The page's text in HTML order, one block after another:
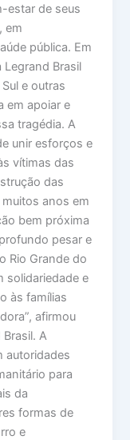
estar de seus
em
pública. Em
Legrand Brasil
e outras
em apoiar e
tragédia. A
unir esforços e
vítimas das
das
anos em
bem próxima
pesar e
Rio Grande do
solidariedade e
às famílias
afirmou
A
autoridades
para
da
formas de
e